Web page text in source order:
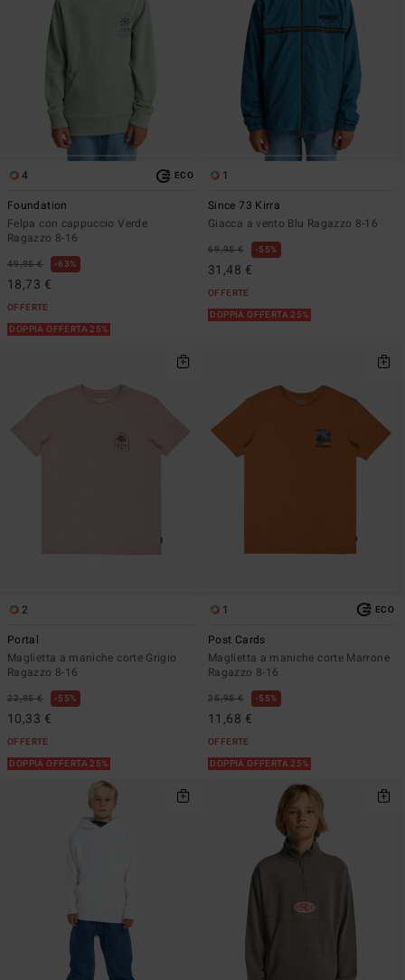
4 ECO
Foundation
Felpa con cappuccio Verde
Ragazzo 8-16
49,95 € 63%
18,73 €
OFFERTE
DOPPIA OFFERTA 25%
1
Since 73 Kirra
Giacca a vento Blu Ragazzo 8-16
69,95 € 55%
31,48 €
OFFERTE
DOPPIA OFFERTA 25%
2
Portal
Maglietta a maniche corte Grigio
Ragazzo 8-16
22,95 € 55%
10,33 €
OFFERTE
DOPPIA OFFERTA 25%
1 ECO
Post Cards
Maglietta a maniche corte Marrone
Ragazzo 8-16
25,95 € 55%
11,68 €
OFFERTE
DOPPIA OFFERTA 25%